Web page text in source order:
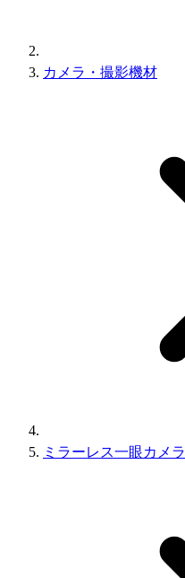
カメラ・撮影機材
ミラーレス一眼カメラ